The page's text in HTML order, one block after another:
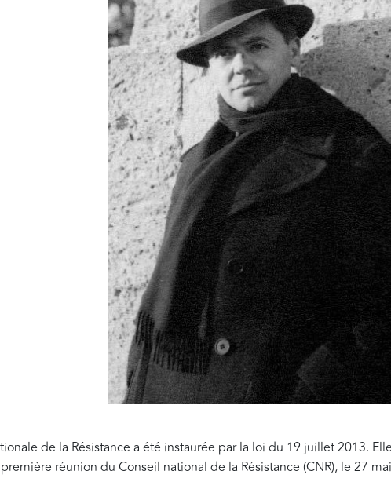
de la Résistance a été instaurée par la loi du 19 juillet 2013.
réunion du Conseil national de la Résistance (CNR), le 27